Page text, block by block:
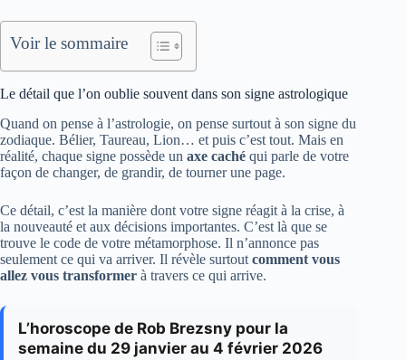
Voir le sommaire
Le détail que l’on oublie souvent dans son signe astrologique
Quand on pense à l’astrologie, on pense surtout à son signe du
zodiaque. Bélier, Taureau, Lion… et puis c’est tout. Mais en
réalité, chaque signe possède un axe caché qui parle de votre
façon de changer, de grandir, de tourner une page.
Ce détail, c’est la manière dont votre signe réagit à la crise, à
la nouveauté et aux décisions importantes. C’est là que se
trouve le code de votre métamorphose. Il n’annonce pas
seulement ce qui va arriver. Il révèle surtout comment vous
allez vous transformer à travers ce qui arrive.
L’horoscope de Rob Brezsny pour la
semaine du 29 janvier au 4 février 2026